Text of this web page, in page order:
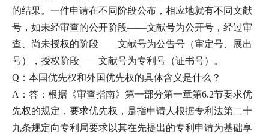
的结果。一件申请在不同阶段公布，相应地就有不同文献
号，如未经审查的公开阶段——文献号为公开号，经过审
查、尚未授权的阶段——文献号为公告号（审定号、展出
号），授权阶段——文献号为专利号（证书号）。
Q：本国优先权和外国优先权的具体含义是什么？
A：答：根据《审查指南》第一部分第一章第6.2节要求优
先权的规定，要求优先权，是指申请人根据专利法第二十
九条规定向专利局要求以其在先提出的专利申请为基础享